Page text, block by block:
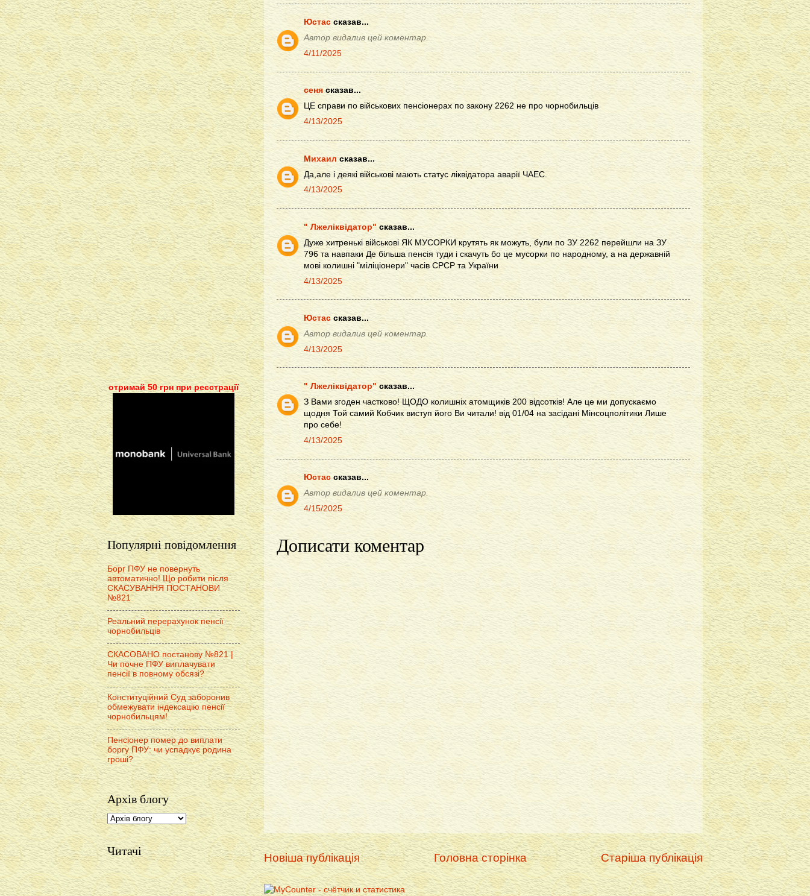
Юстас сказав...
Автор видалив цей коментар.
4/11/2025
сеня сказав...
ЦЕ справи по військових пенсіонерах по закону 2262 не про чорнобильців
4/13/2025
Михаил сказав...
Да,але і деякі військові мають статус ліквідатора аварії ЧАЕС.
4/13/2025
" Лжеліквідатор" сказав...
Дуже хитренькі військові ЯК МУСОРКИ крутять як можуть, були по ЗУ 2262 перейшли на ЗУ
796 та навпаки Де більша пенсія туди і скачуть бо це мусорки по народному, а на державній
мові колишні "міліціонери" часів СРСР та України
4/13/2025
Юстас сказав...
Автор видалив цей коментар.
4/13/2025
" Лжеліквідатор" сказав...
З Вами згоден частково! ЩОДО колишніх атомщиків 200 відсотків! Але це ми допускаємо
щодня Той самий Кобчик виступ його Ви читали! від 01/04 на засідані Мінсоцполітики Лише
про себе!
4/13/2025
Юстас сказав...
Автор видалив цей коментар.
4/15/2025
Дописати коментар
Новіша публікація Старіша публікація
Головна сторінка
отримай 50 грн при реєстрації
Популярні повідомлення
Борг ПФУ не повернуть
автоматично! Що робити після
СКАСУВАННЯ ПОСТАНОВИ
№821
Реальний перерахунок пенсії
чорнобильців
СКАСОВАНО постанову №821 |
Чи почне ПФУ виплачувати
пенсії в повному обсязі?
Конституційний Суд заборонив
обмежувати індексацію пенсії
чорнобильцям!
Пенсіонер помер до виплати
боргу ПФУ: чи успадкує родина
гроші?
Архів блогу
Читачі